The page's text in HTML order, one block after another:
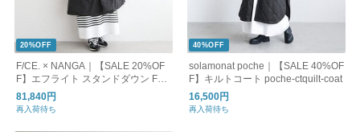
20%OFF
F/CE. × NANGA｜【SALE 20%OF
F】エフライト スタンドダウン FT
STAND DOWN COAT FNA09232W
0003
81,840円
再入荷待ち
40%OFF
solamonat poche｜【SALE 40%OF
F】キルトコート poche-ctquilt-coat
16,500円
再入荷待ち